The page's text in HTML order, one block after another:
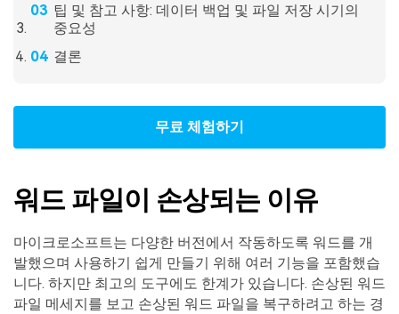
팁 및 참고 사항: 데이터 백업 및 파일 저장 시기의
중요성
결론
무료 체험하기
워드 파일이 손상되는 이유
마이크로소프트는 다양한 버전에서 작동하도록 워드를 개
발했으며 사용하기 쉽게 만들기 위해 여러 기능을 포함했습
니다. 하지만 최고의 도구에도 한계가 있습니다. 손상된 워드
파일 메세지를 보고 손상된 워드 파일을 복구하려고 하는 경